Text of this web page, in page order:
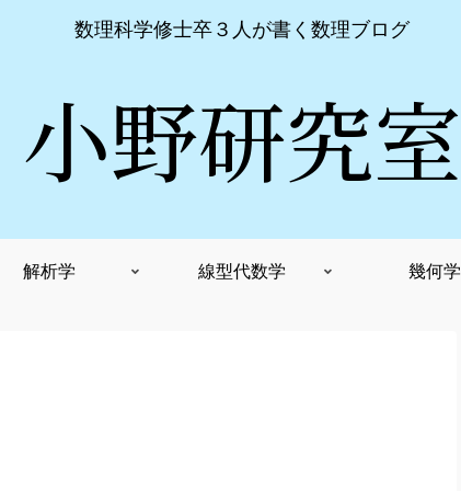
数理科学修士卒３人が書く数理ブログ
小野研究室
解析学 線型代数学 幾何学